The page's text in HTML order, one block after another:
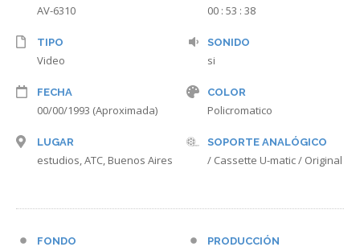
AV-6310
TIPO
Video
FECHA
00/00/1993 (Aproximada)
LUGAR
estudios, ATC, Buenos Aires
00 : 53 : 38
SONIDO
si
COLOR
Policromatico
SOPORTE ANALÓGICO
/ Cassette U-matic / Original
FONDO PRODUCCIÓN